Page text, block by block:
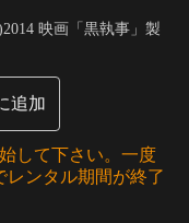
最高の謎とおもてなし
映画「黒執事」製
追加
して下さい。一度
レンタル期間が終了